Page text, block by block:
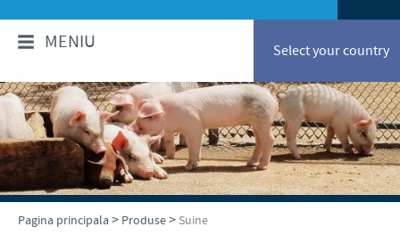
Select your country
MENIU
CINE SUNTEM?
Ceva in Romania
Viziunea noastra
Prezentare generala
PRODUSE
Lista de produse
STIRI & MEDIA
Pagina principala> Produse> Suine